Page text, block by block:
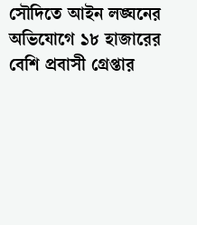
সৌদিতে আইন লঙ্ঘনের
অভিযোগে ১৮ হাজারের
বেশি প্রবাসী গ্রেপ্তার